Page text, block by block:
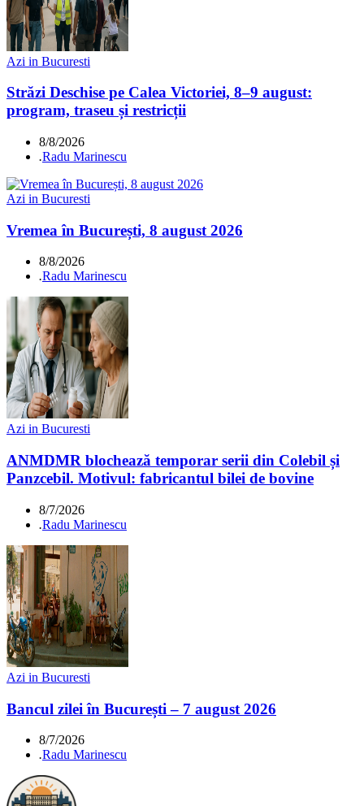
Azi in Bucuresti
Străzi Deschise pe Calea Victoriei, 8–9 august:
program, traseu și restricții
8/8/2026
.Radu Marinescu
Azi in Bucuresti
Vremea în București, 8 august 2026
8/8/2026
.Radu Marinescu
Azi in Bucuresti
ANMDMR blochează temporar serii din Colebil și
Panzcebil. Motivul: fabricantul bilei de bovine
8/7/2026
.Radu Marinescu
Azi in Bucuresti
Bancul zilei în București – 7 august 2026
8/7/2026
.Radu Marinescu